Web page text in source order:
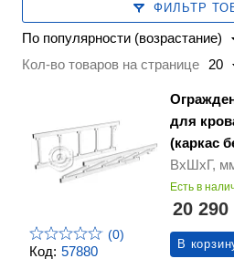
ФИЛЬТР
По популярности (возрастание)
Кол-во товаров на странице
20
Код: 57880
(0)
для
(каркас
ВхШхГ,
Есть в
20 290
В